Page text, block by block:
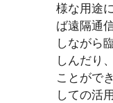
様な用途
ば遠隔通
しながら
しんだり
ことがで
しての活